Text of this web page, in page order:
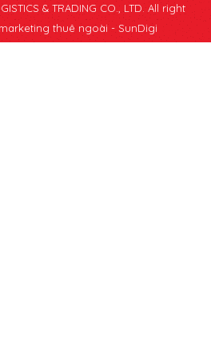
& TRADING CO., LTD. All right
thuê ngoài - SunDigi